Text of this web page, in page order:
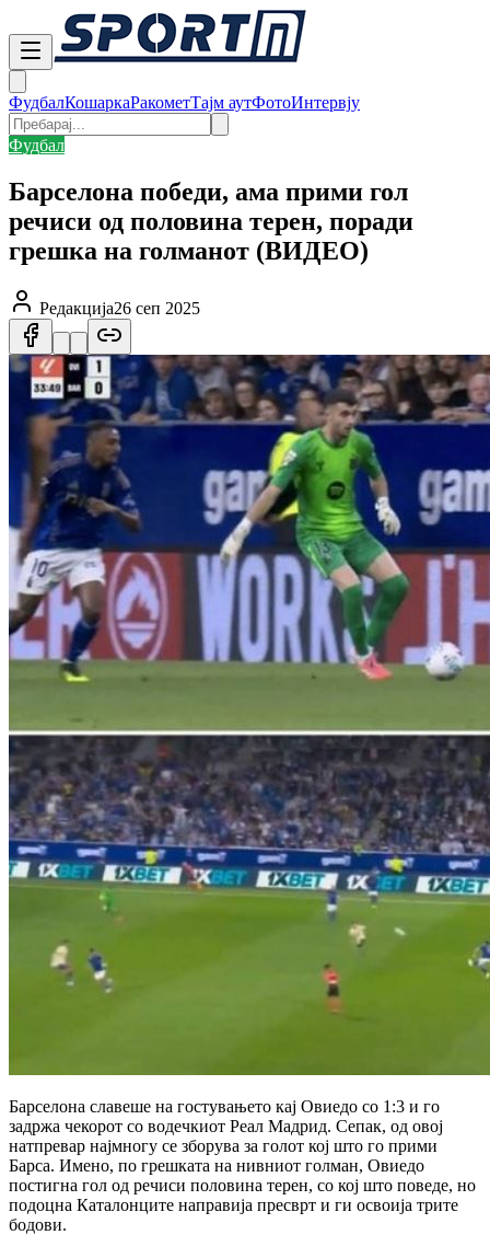
ФудбалКошаркаРакометТајм аутФотоИнтервју
Фудбал
Барселона победи, ама прими гол
речиси од половина терен, поради
грешка на голманот (ВИДЕО)
Редакција26 сеп 2025
Барселона славеше на гостувањето кај Овиедо со 1:3 и го
задржа чекорот со водечкиот Реал Мадрид. Сепак, од овој
натпревар најмногу се зборува за голот кој што го прими
Барса. Имено, по грешката на нивниот голман, Овиедо
постигна гол од речиси половина терен, со кој што поведе, но
подоцна Каталонците направија пресврт и ги освоија трите
бодови.